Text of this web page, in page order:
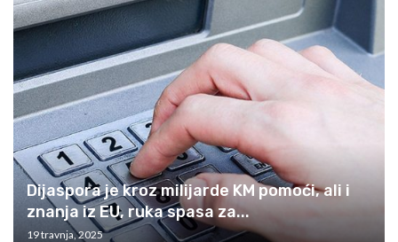
Dijaspora je kroz milijarde KM pomoći, ali i
znanja iz EU, ruka spasa za...
19 travnja, 2025